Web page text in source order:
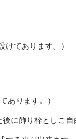
てあります。）
あります。）
に飾り枠としご自